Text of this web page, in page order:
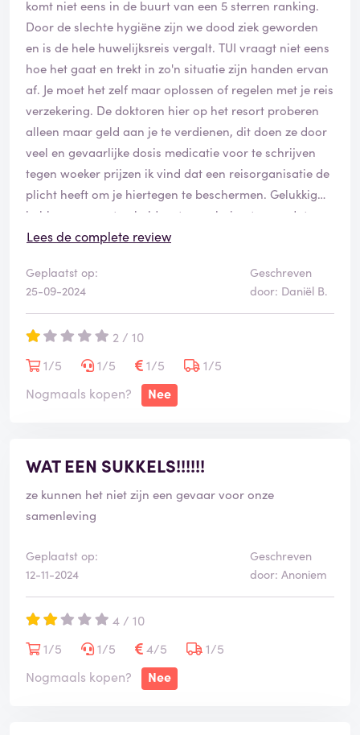
thuis liggen hoe het er bij boeking uit zag, al is het
maar ter bevestiging dat ik niet gek werd, dit vind ik
echt niet kunnen. Ik weet niet hoe jullie erover denken
na dit verhaal, maar voor mij.. alles wat er is gebeurd
in deze vakantie klopt van geen kanten. Als ze met een
alternatief komen of een terugbetaling zou het minste
zijn.
Nu, maanden later, helaas niks van ze gehoord.
Wie weet kan dit bericht ze wel bereiken, en anders jou
komt niet eens in de buurt van een 5 sterren ranking.
Door de slechte hygiëne zijn we dood ziek geworden
en is de hele huwelijksreis vergalt. TUI vraagt niet eens
hoe het gaat en trekt in zo'n situatie zijn handen ervan
af. Je moet het zelf maar oplossen of regelen met je reis
verzekering. De doktoren hier op het resort proberen
alleen maar geld aan je te verdienen, dit doen ze door
veel en gevaarlijke dosis medicatie voor te schrijven
tegen woeker prijzen ik vind dat een reisorganisatie de
plicht heeft om je hiertegen te beschermen. Gelukkig
hebben we eerst gebeld met onze huisarts voordat we
überhaupt aan een behandel plan begonnen waren.
reizigers in gevaar. Wees gewaarschuwd als u bij deze
organisatie denkt een veilige en leuke vakantie te
boeken. Als je een klacht probeert in te vullen werkt
hun app niet eens. De lijst met klachten is nog veel
langer maar mijn doel is via deze weg mensen te
waarschuwen in wat voor nare en gevaarlijke situatie
je terecht kan komen als je je vakantie boekt met TUI.
Lees de complete review
Geplaatst op:
25-09-2024
Geschreven
door: Daniël B.
2 / 10
1/5
1/5 1/5
1/5
Nogmaals kopen?
Nee
WAT EEN SUKKELS!!!!!!
ze kunnen het niet zijn een gevaar voor onze
samenleving
Geplaatst op:
12-11-2024
Geschreven
door: Anoniem
4 / 10
1/5
1/5 4/5
1/5
Nogmaals kopen?
Nee